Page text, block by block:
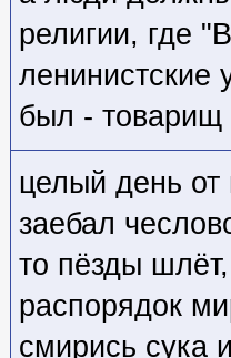
религии, где
ленинистские
был - товарищ
целый день от
заебал
то пёзды
распорядок
смирись сука